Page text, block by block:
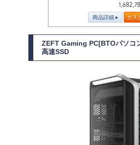
商品詳細 カス
ZEFT Gaming PC[BTOパソコ
高速SSD